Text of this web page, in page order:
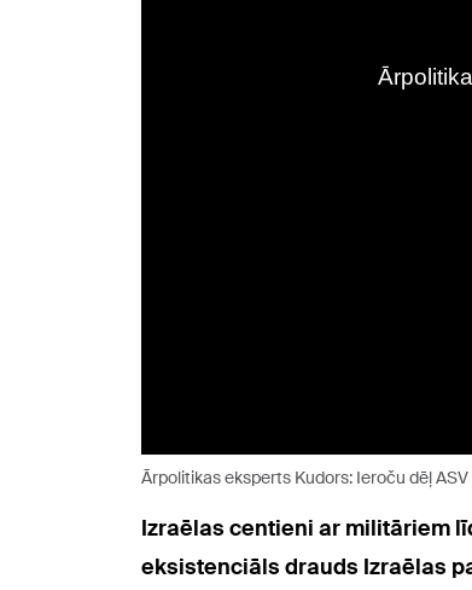
Ārpolitikas eksperts Kudors: Ieroču dēļ
Izraēlas centieni ar militāriem
eksistenciāls drauds Izraēlas